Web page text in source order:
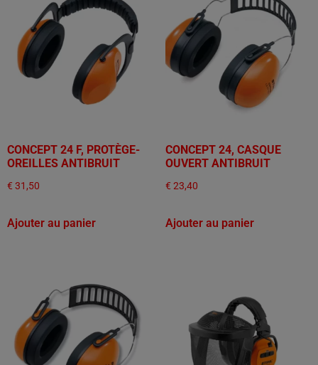
CONCEPT 24 F, PROTÈGE-
OREILLES ANTIBRUIT
€ 31,50
Ajouter au panier
CONCEPT 24, CASQUE
OUVERT ANTIBRUIT
€ 23,40
Ajouter au panier